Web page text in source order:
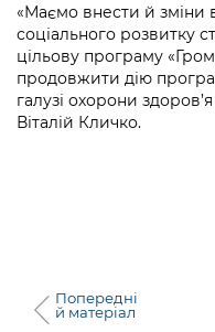
«Маємо внести й зміни
соціального розвитку
цільову програму
продовжити дію
галузі охорони
Віталій Кличко.
Попередні
й матеріал